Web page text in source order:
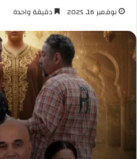
نوفمبر 16, 2025 دقيقة واحدة